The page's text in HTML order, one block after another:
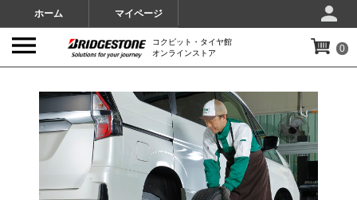
ホーム マイページ
コクピット・タイヤ館
オンラインストア
0